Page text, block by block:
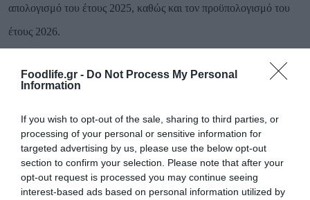
Foodlife.gr - Do Not Process My Personal
Information
If you wish to opt-out of the sale, sharing to third parties, or
processing of your personal or sensitive information for
targeted advertising by us, please use the below opt-out
section to confirm your selection. Please note that after your
opt-out request is processed you may continue seeing
interest-based ads based on personal information utilized by
απολογισμό του έτους 2025, καθώς και τον προϋπολογισμό του
έτους 2026.
Συνέλευσης, πραγματοποιήθηκε δράση εθελοντικής αιμοδοσίας,
Συνομοσπονδίας. Οργανώθηκε από την ΕΣΕΕ και την
Πανελλήνια Ομοσπονδία Συλλόγων Εθελοντών Αιμοδοσίας
(ΠΟΣΕΑ), στο πλαίσιο του πρωτοκόλλου συνεργασίας που έχουν